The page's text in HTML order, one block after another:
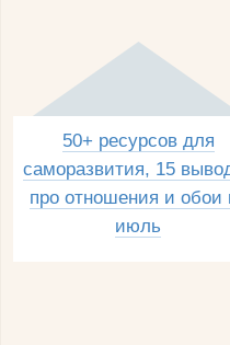
50+ ресурсов для
саморазвития, 15
про отношения и обои
июль